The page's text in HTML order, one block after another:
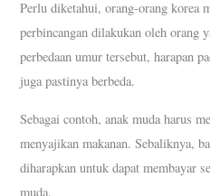
Perlu diketahui, orang-orang korea
perbincangan dilakukan oleh orang
perbedaan umur tersebut, harapan
juga pastinya berbeda.
Sebagai contoh, anak muda harus
menyajikan makanan. Sebaliknya,
diharapkan untuk dapat membayar
muda.